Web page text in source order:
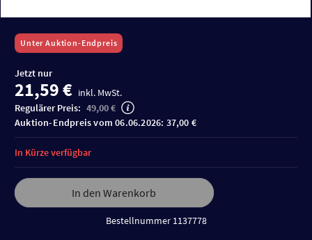
Unter Auktion-Endpreis
Jetzt nur
21,59 € inkl. MwSt.
Regulärer Preis: 49,00 €
Auktion-Endpreis vom 06.06.2026: 37,00 €
In den Warenkorb
Bestellnummer 1137778
In Kürze verfügbar